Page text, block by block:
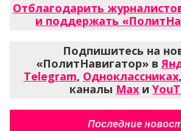
Отблагодарить
и поддержать
Подпишитесь на
«ПолитНавигатор» в
Telegram, Одноклассниках,
каналы Max и
Последние